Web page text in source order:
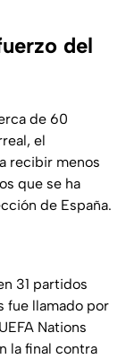
del
de 60
el
recibir menos
que se ha
de España.
31 partidos
fue llamado por
Nations
la final contra